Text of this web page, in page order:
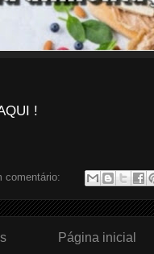
!
comentário:
Página inicial